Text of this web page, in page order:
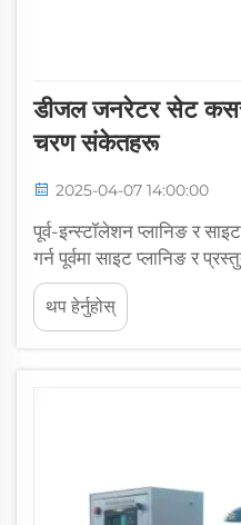
डीजल जनरेटर सेट
चरण संकेतहरू
2025-04-07 14:00:00
पूर्व-इन्स्टॉलेशन प्लानिङ र
गर्न पूर्वमा साइट प्लानिङ र
सुनिश्चित गर्नको लागि
जातीय निर्णयहरूसँग जुडी छ ...
थप हेर्नुहोस्